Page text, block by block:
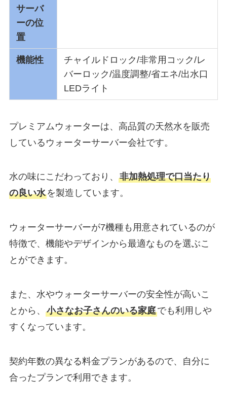
サーバ
ーの位
置
機能性
チャイルドロック/非常用コック/レ
バーロック/温度調整/省エネ/出水口
LEDライト
プレミアムウォーターは、高品質の天然水を販売
しているウォーターサーバー会社です。
水の味にこだわっており、 非加熱処理で口当たり
の良い水を製造しています。
ウォーターサーバーが7機種も用意されているのが
特徴で、機能やデザインから最適なものを選ぶこ
とができます。
また、水やウォーターサーバーの安全性が高いこ
とから、 小さなお子さんのいる家庭でも利用しや
すくなっています。
契約年数の異なる料金プランがあるので、自分に
合ったプランで利用できます。